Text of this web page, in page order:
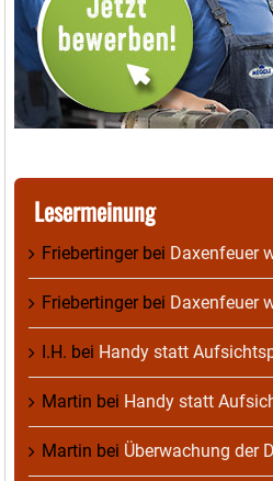
Lesermeinung
Friebertingerbei Daxenfeuer
Friebertingerbei Daxenfeuer
I.H. bei Handy statt
Martin bei Handy statt
Martin bei Überwachung der